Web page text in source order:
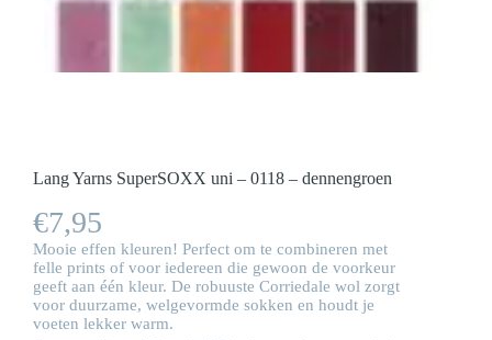
Lang Yarns SuperSOXX uni – 0118 – dennengroen
€7,95
Mooie effen kleuren! Perfect om te combineren met
felle prints of voor iedereen die gewoon de voorkeur
geeft aan één kleur. De robuuste Corriedale wol zorgt
voor duurzame, welgevormde sokken en houdt je
voeten lekker warm.